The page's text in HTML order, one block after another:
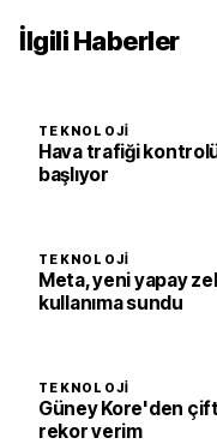
İlgili Haberler
TEKNOLOJI
Hava trafiği
başlıyor
TEKNOLOJI
Meta, yeni yapay
kullanıma sundu
TEKNOLOJI
Güney Kore'den
rekor verim